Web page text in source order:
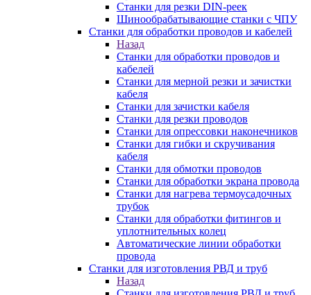
Станки для резки DIN-реек
Шинообрабатывающие станки с ЧПУ
Станки для обработки проводов и кабелей
Назад
Станки для обработки проводов и
кабелей
Станки для мерной резки и зачистки
кабеля
Станки для зачистки кабеля
Станки для резки проводов
Станки для опрессовки наконечников
Станки для гибки и скручивания
кабеля
Станки для обмотки проводов
Станки для обработки экрана провода
Станки для нагрева термоусадочных
трубок
Станки для обработки фитингов и
уплотнительных колец
Автоматические линии обработки
провода
Станки для изготовления РВД и труб
Назад